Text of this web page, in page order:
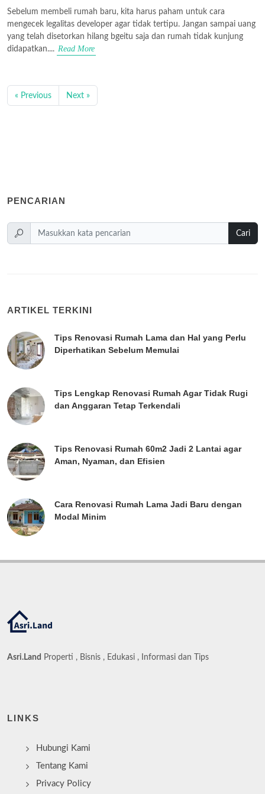
Sebelum membeli rumah baru, kita harus paham untuk cara
mengecek legalitas developer agar tidak tertipu. Jangan sampai uang
yang telah disetorkan hilang bgeitu saja dan rumah tidak kunjung
didapatkan.... Read More
« Previous Next »
PENCARIAN
Cari
ARTIKEL TERKINI
Tips Renovasi Rumah Lama dan Hal yang Perlu
Diperhatikan Sebelum Memulai
Tips Lengkap Renovasi Rumah Agar Tidak Rugi
dan Anggaran Tetap Terkendali
Tips Renovasi Rumah 60m2 Jadi 2 Lantai agar
Aman, Nyaman, dan Efisien
Cara Renovasi Rumah Lama Jadi Baru dengan
Modal Minim
Asri.Land Properti , Bisnis , Edukasi , Informasi dan Tips
LINKS
Hubungi Kami
Tentang Kami
Privacy Policy